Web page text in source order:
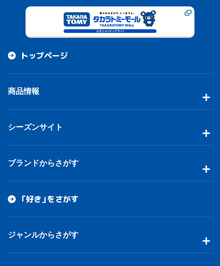
トップページ
商品情報
シーズンサイト
ブランドからさがす
「好き」をさがす
ジャンルからさがす